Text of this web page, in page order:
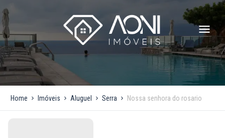
Home Imóveis Aluguel Serra Nossa senhora do rosario